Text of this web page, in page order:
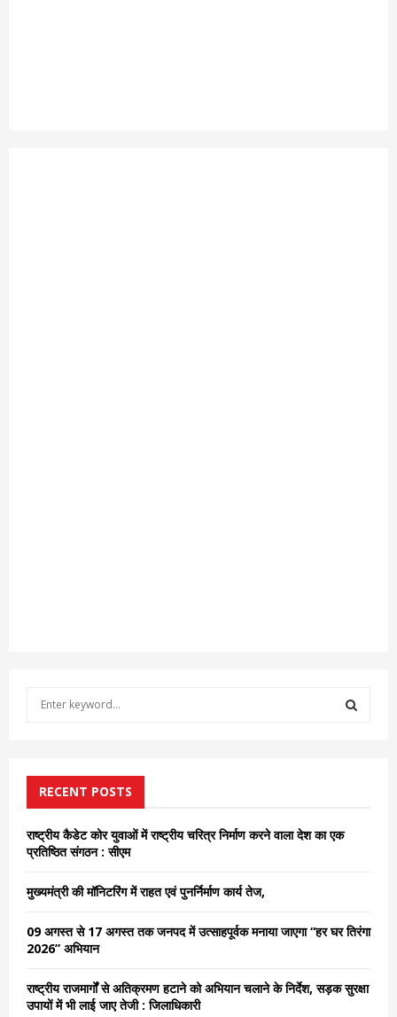
f
r
RECENT POSTS
राष्ट्रीय कैडेट कोर युवाओं में राष्ट्रीय चरित्र निर्माण करने वाला देश का एक
प्रतिष्ठित संगठन : सीएम
मुख्यमंत्री की मॉनिटरिंग में राहत एवं पुनर्निर्माण कार्य तेज,
09 अगस्त से 17 अगस्त तक जनपद में उत्साहपूर्वक मनाया जाएगा “हर घर तिरंगा
2026” अभियान
राष्ट्रीय राजमार्गों से अतिक्रमण हटाने को अभियान चलाने के निर्देश, सड़क सुरक्षा
उपायों में भी लाई जाए तेजी : जिलाधिकारी